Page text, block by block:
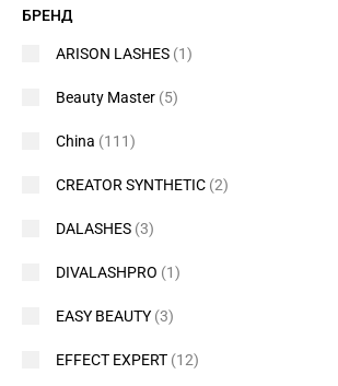
БРЕНД
ARISON LASHES (1)
Beauty Master (5)
China (111)
CREATOR SYNTHETIC (2)
DALASHES (3)
DIVALASHPRO (1)
EASY BEAUTY (3)
EFFECT EXPERT (12)